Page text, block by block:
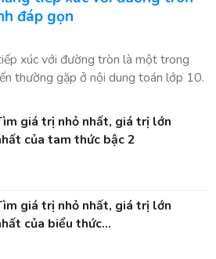
đáp gọn
xúc với đường tròn là một trong
thường gặp ở nội dung toán lớp 10.
giá trị nhỏ nhất, giá trị lớn
của tam thức bậc 2
giá trị nhỏ nhất, giá trị lớn
của biểu thức...